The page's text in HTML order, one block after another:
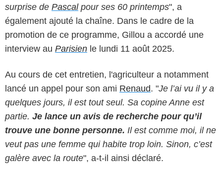
surprise de Pascalpour ses 60 printemps", a
également ajouté la chaîne. Dans le cadre de la
promotion de ce programme, Gillou a accordé une
interview au Parisien le lundi 11 août 2025.
Au cours de cet entretien, l'agriculteur a notamment
lancé un appel pour son ami Renaud. "Je l’ai vu il y a
quelques jours, il est tout seul. Sa copine Anne est
partie. Je lance un avis de recherche pour qu’il
trouve une bonne personne. Il est comme moi, il ne
veut pas une femme qui habite trop loin. Sinon, c’est
galère avec la route", a-t-il ainsi déclaré.